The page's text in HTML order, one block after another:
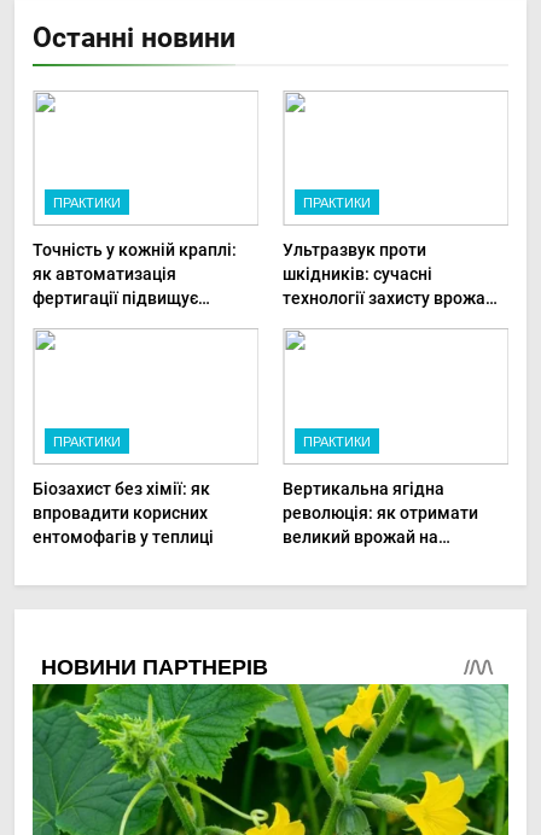
Останні новини
ПРАКТИКИ
Точність у кожній краплі:
як автоматизація
фертигації підвищує
ПРАКТИКИ
Ультразвук проти
шкідників: сучасні
технології захисту врожаю
ПРАКТИКИ
Біозахист без хімії: як
впровадити корисних
ентомофагів у теплиці
ПРАКТИКИ
Вертикальна ягідна
революція: як отримати
великий врожай на